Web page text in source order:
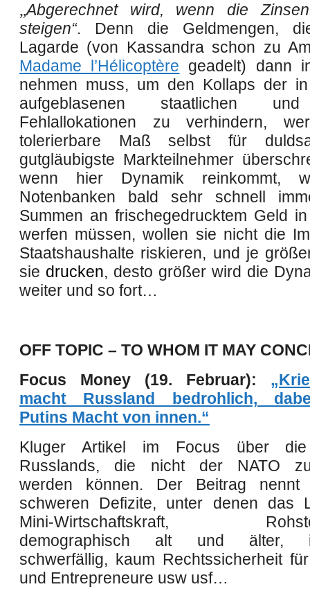
„Abgerechnet wird, wenn die
steigen“. Denn die Geldmengen,
Lagarde (von Kassandra schon zu
Madame l’Hélicoptère geadelt) dann
nehmen muss, um den Kollaps der
aufgeblasenen staatlichen
Fehlallokationen zu verhindern,
tolerierbare Maß selbst für
gutgläubigste Markteilnehmer
wenn hier Dynamik reinkommt,
Notenbanken bald sehr schnell
Summen an frischegedrucktem Geld
werfen müssen, wollen sie nicht die
Staatshaushalte riskieren, und je
sie drucken, desto größer wird die
weiter und so fort…
OFF TOPIC – TO WHOM IT MAY
Focus Money (19. Februar):
macht Russland bedrohlich,
Putins Macht von innen.“
Kluger Artikel im Focus über die
Russlands, die nicht der NATO
werden können. Der Beitrag
schweren Defizite, unter denen das
Mini-Wirtschaftskraft,
demographisch alt und älter,
schwerfällig, kaum Rechtssicherheit
und Entrepreneure usw usf…